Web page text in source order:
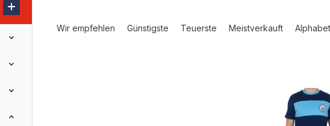
Wir empfehlen Günstigste Teuerste Meistverkauft